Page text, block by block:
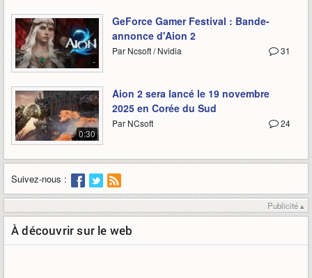
-
GeForce Gamer Festival : Bande-
annonce d'Aion 2
31
Par Ncsoft / Nvidia
0:30
Aion 2 sera lancé le 19 novembre
2025 en Corée du Sud
24
Par NCsoft
Suivez-nous :
Publicité ▴
À découvrir sur le web